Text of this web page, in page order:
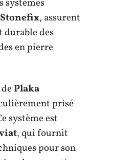
systèmes
Stonefix, assurent
durable des
en pierre
Plaka
prisé
système est
, qui fournit
pour son